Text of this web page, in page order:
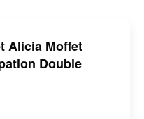
Alicia Moffet
Double